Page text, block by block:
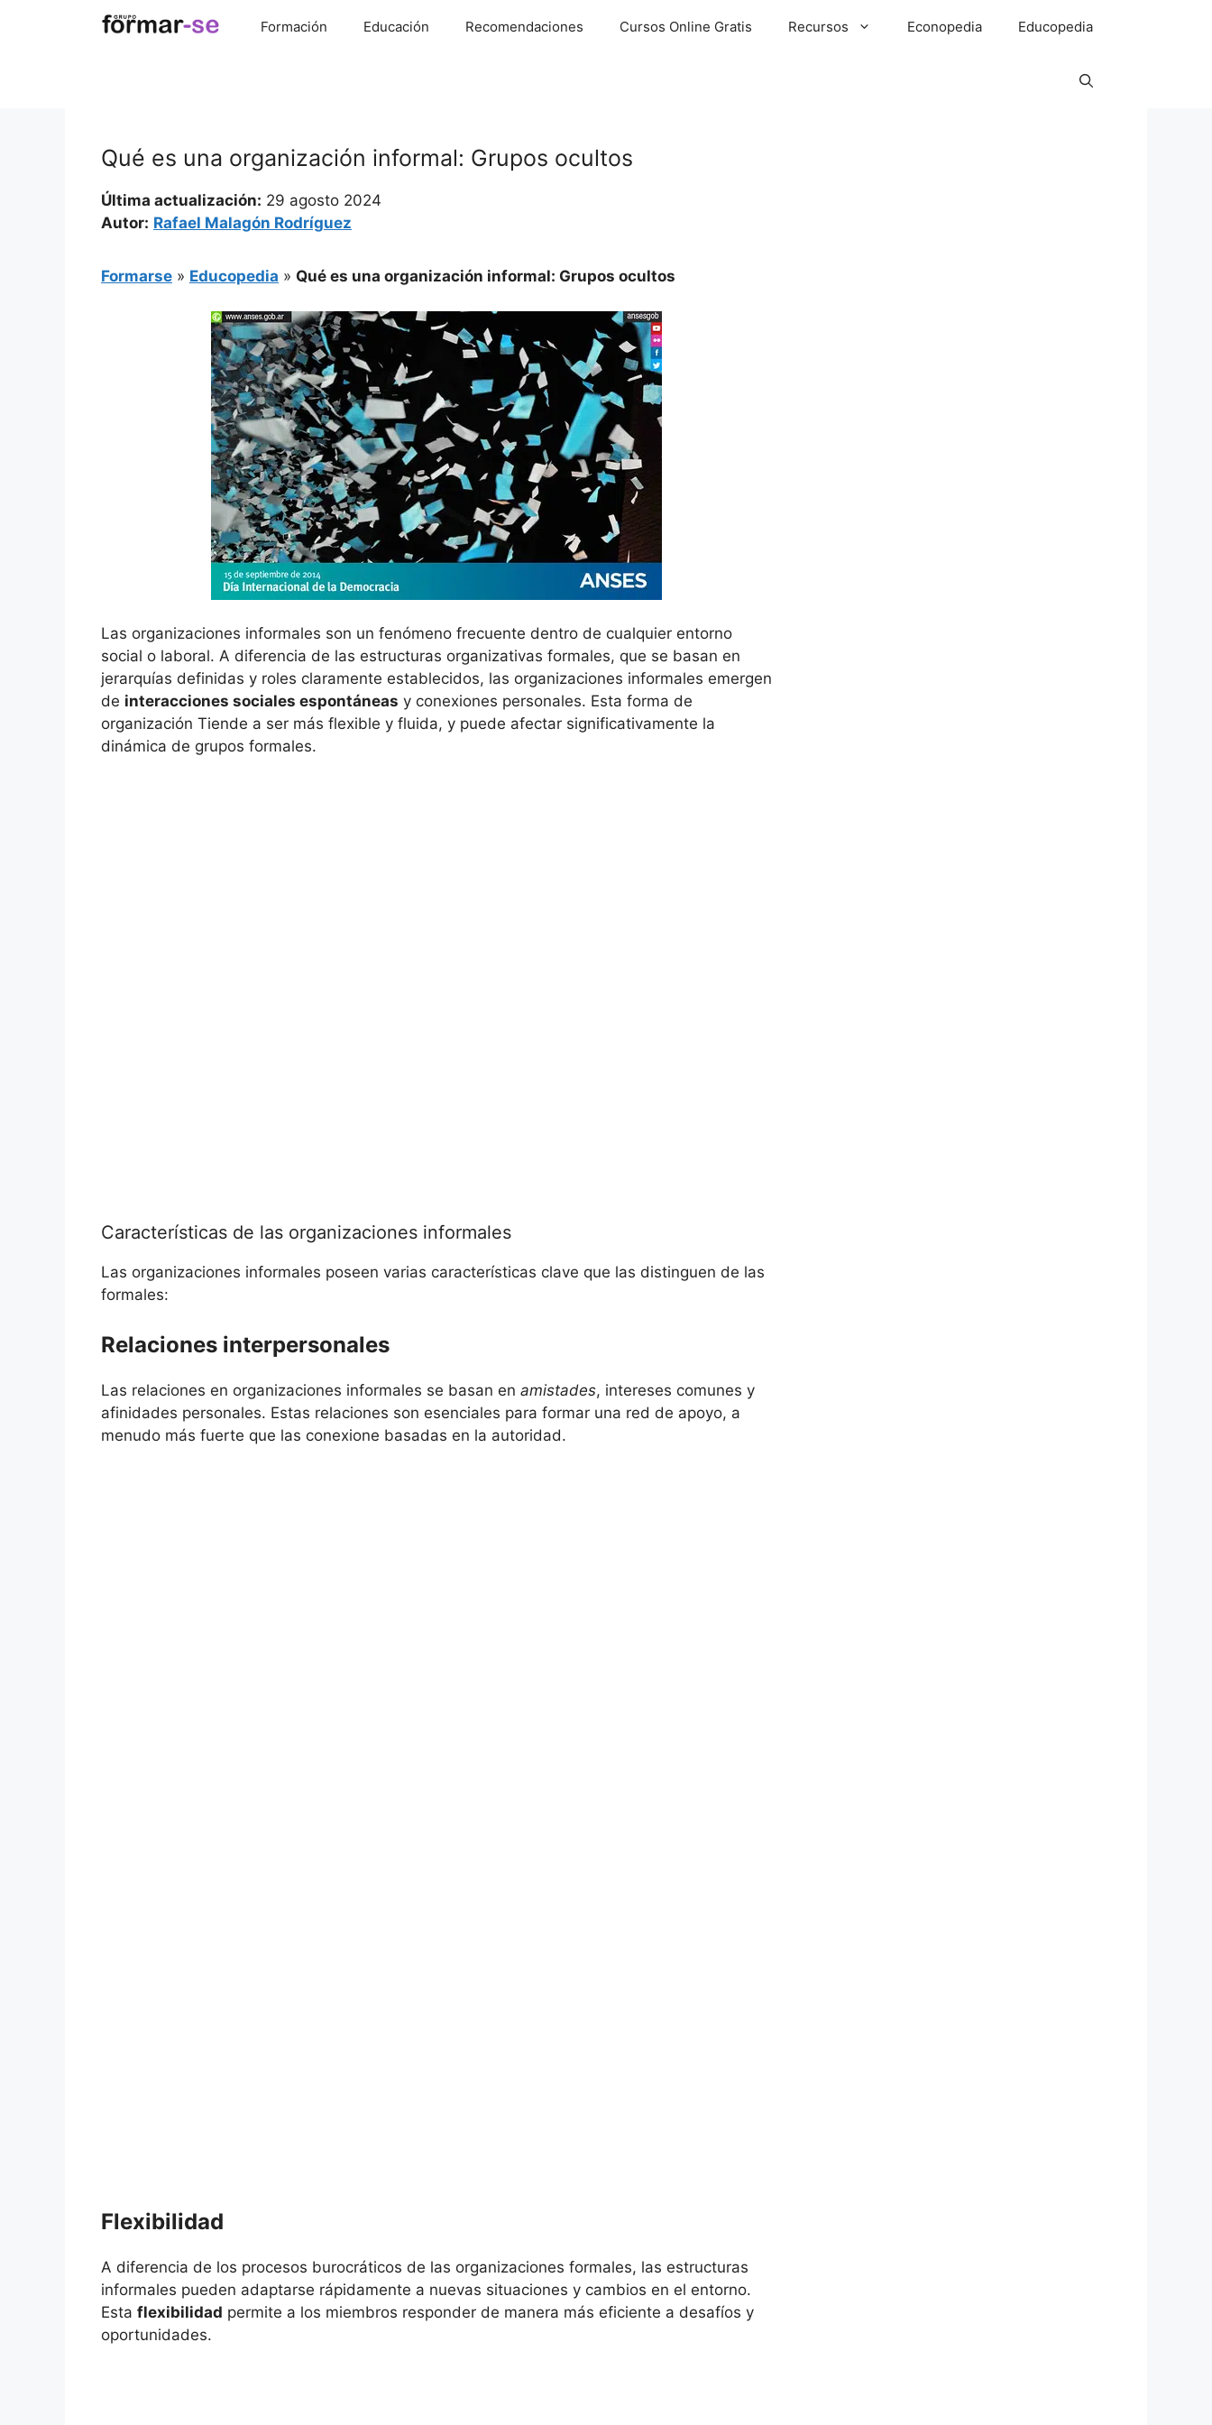
Formación Educación Recomendaciones Cursos Online Gratis Recursos Econopedia Educopedia
Qué es una organización informal: Grupos ocultos
Última actualización: 29 agosto 2024
Autor: Rafael Malagón Rodríguez
Formarse » Educopedia » Qué es una organización informal: Grupos ocultos
Las organizaciones informales son un fenómeno frecuente dentro de cualquier entorno
social o laboral. A diferencia de las estructuras organizativas formales, que se basan en
jerarquías definidas y roles claramente establecidos, las organizaciones informales emergen
de interacciones sociales espontáneas y conexiones personales. Esta forma de
organización Tiende a ser más flexible y fluida, y puede afectar significativamente la
dinámica de grupos formales.
Características de las organizaciones informales
Las organizaciones informales poseen varias características clave que las distinguen de las
formales:
Relaciones interpersonales
Las relaciones en organizaciones informales se basan en amistades, intereses comunes y
afinidades personales. Estas relaciones son esenciales para formar una red de apoyo, a
menudo más fuerte que las conexione basadas en la autoridad.
Flexibilidad
A diferencia de los procesos burocráticos de las organizaciones formales, las estructuras
informales pueden adaptarse rápidamente a nuevas situaciones y cambios en el entorno.
Esta flexibilidad permite a los miembros responder de manera más eficiente a desafíos y
oportunidades.